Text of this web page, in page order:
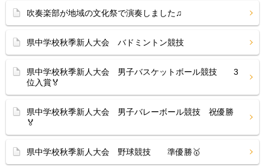
吹奏楽部が地域の文化祭で演奏しました♫
県中学校秋季新人大会 バドミントン競技
県中学校秋季新人大会 男子バスケットボール競技 3
位入賞🏅
県中学校秋季新人大会 男子バレーボール競技 祝優勝
🏅
県中学校秋季新人大会 野球競技 準優勝🥇